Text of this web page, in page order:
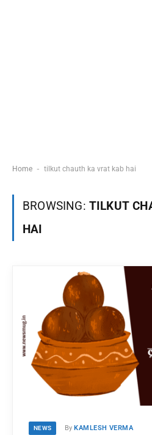
Home - tilkut chauth ka vrat kab hai
BROWSING: TILKUT
HAI
NEWS By KAMLESH VERMA